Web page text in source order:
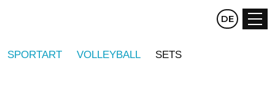
CZ EN
DE
SPORTART VOLLEYBALL SETS